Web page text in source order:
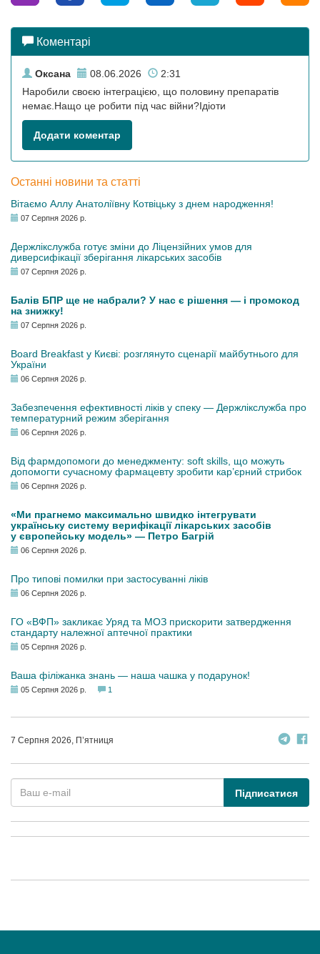
Коментарі
Оксана 08.06.2026
2:31
Наробили своєю інтеграцією, що половину препаратів
немає.Нащо це робити під час війни?Ідіоти
Додати коментар
Останні новини та статті
Вітаємо Аллу Анатоліївну Котвіцьку з днем народження!
07 Серпня 2026 р.
Держлікслужба готує зміни до Ліцензійних умов для
диверсифікації зберігання лікарських засобів
07 Серпня 2026 р.
Балів БПР ще не набрали? У нас є рішення — і промокод
на знижку!
07 Серпня 2026 р.
Board Breakfast у Києві: розглянуто сценарії майбутнього для
України
06 Серпня 2026 р.
Забезпечення ефективності ліків у спеку — Держлікслужба про
температурний режим зберігання
06 Серпня 2026 р.
Від фармдопомоги до менеджменту: soft skills, що можуть
допомогти сучасному фармацевту зробити кар’єрний стрибок
06 Серпня 2026 р.
«Ми прагнемо максимально швидко інтегрувати
українську систему верифікації лікарських засобів
у європейську модель» — Петро Багрій
06 Серпня 2026 р.
Про типові помилки при застосуванні ліків
06 Серпня 2026 р.
ГО «ВФП» закликає Уряд та МОЗ прискорити затвердження
стандарту належної аптечної практики
05 Серпня 2026 р.
Ваша філіжанка знань — наша чашка у подарунок!
05 Серпня 2026 р. 1
7 Серпня 2026, П’ятниця
Підписатися